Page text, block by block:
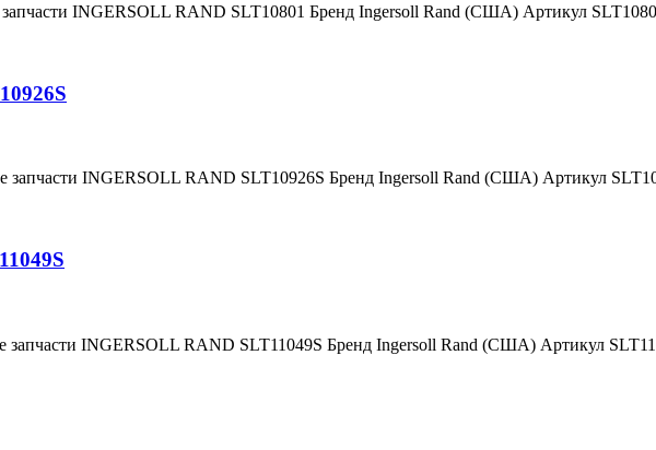
INGERSOLL RAND SLT10801 Бренд Ingersoll Rand (США) Артикул
INGERSOLL RAND SLT10926S Бренд Ingersoll Rand (США) Артикул
INGERSOLL RAND SLT11049S Бренд Ingersoll Rand (США) Артикул